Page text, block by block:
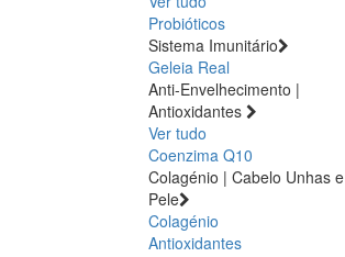
Probióticos
Sistema Imunitário
Geleia Real
Anti-Envelhecimento |
Antioxidantes
Ver tudo
Coenzima Q10
Colagénio | Cabelo Unhas e
Pele
Colagénio
Antioxidantes